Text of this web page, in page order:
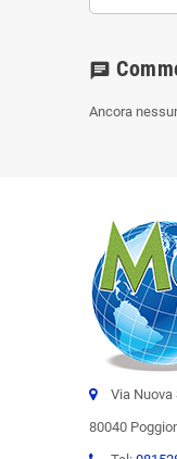
chat
Ancora
Via Nuova
80040